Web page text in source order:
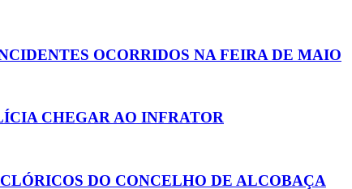
OCORRIDOS NA FEIRA DE MAIO
CHEGAR AO INFRATOR
DO CONCELHO DE ALCOBAÇA